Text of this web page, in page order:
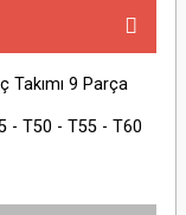
Takımı 9 Parça
- T50 - T55 - T60